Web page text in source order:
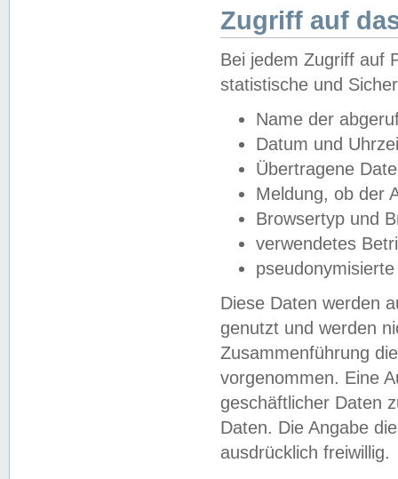
Zugriff auf
Bei jedem Zugriff auf
statistische und
Name der
Datum und
Übertragene
Meldung, ob der
Browsertyp und
verwendetes
Diese Daten werden
genutzt und werden
Zusammenführung
vorgenommen. Eine
geschäftlicher Daten
Daten. Die Angabe
ausdrücklich freiwillig.